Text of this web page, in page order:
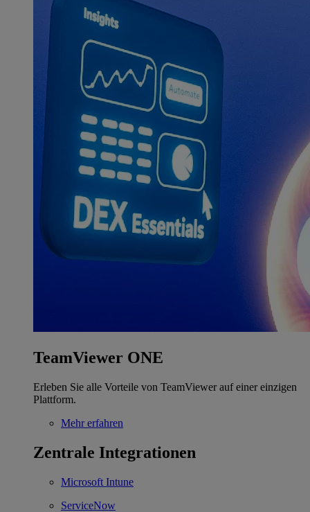
TeamViewer ONE
Erleben Sie alle Vorteile von TeamViewer auf einer einzigen
Plattform.
Mehr erfahren
Zentrale Integrationen
Microsoft Intune
ServiceNow